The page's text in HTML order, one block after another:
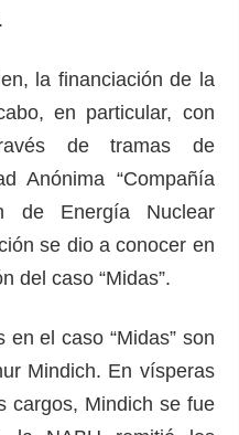
la financiación de la
en particular, con
de tramas de
Anónima “Compañía
de Energía Nuclear
se dio a conocer en
del caso “Midas”.
el caso “Midas” son
Mindich. En vísperas
cargos, Mindich se fue